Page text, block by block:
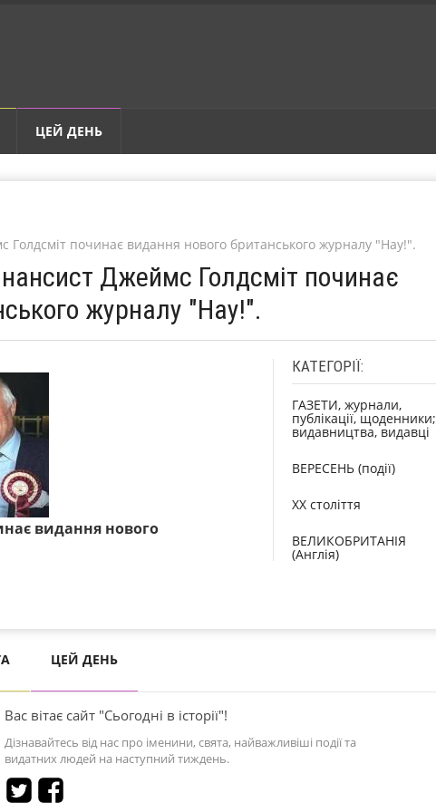
ЦЕЙ ДЕНЬ
Голдсміт починає видання нового британського журналу "Hay!".
Джеймс Голдсміт починає
журналу "Hay!".
видання нового
КАТЕГОРІЇ:
ГАЗЕТИ, журнали,
публікації, щоденники;
видавництва, видавці
ВЕРЕСЕНЬ (події)
XX століття
ВЕЛИКОБРИТАНІЯ
(Англія)
ЦЕЙ ДЕНЬ
Вас вітає сайт "Сьогодні в історії"!
Дізнавайтесь від нас про іменини, свята, найважливіші події та
видатних людей на наступний тиждень.